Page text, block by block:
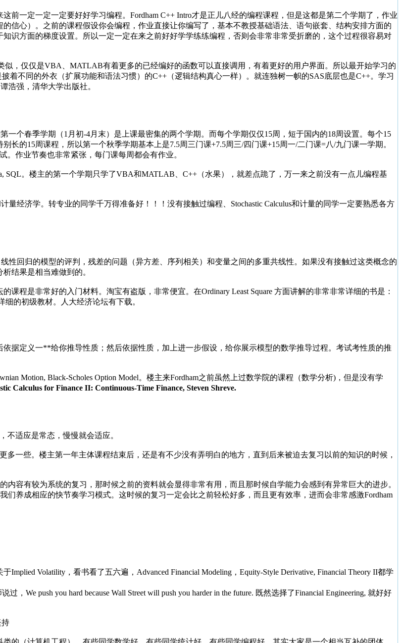
前一定一定一定要好好学习编程。Fordham C++ Intro才是正儿八经的编程课程，但是这都是第二个学期了，作业
信心）。之前的课程假设你会编程，作业直接让你编写了，基本不教授基础语法、语句嵌套、结构安排方面的
识方面的梯度设置。所以一定一定在来之前好好学学练练编程，否则会非常非常受折磨的，这个过程很容易对
，仅仅是VBA、MATLAB有着更多的已经编好的函数可以直接调用，有着更好的用户界面。所以最开始学习的
着不同的外衣（扩展功能和语法习惯）的C++（逻辑结构真心一样）。就连独树一帜的SAS底层也是C++。学习
浩强，清华大学出版社。
一个春季学期（1月初-4月末）是上课最密集的两个学期。而每个学期仅仅15周，短于国内的18周设置。每个15
长的15周课程，所以第一个秋季学期基本上是7.5周三门课+7.5周三/四门课+15周一/二门课=八/九门课一学期。
。作业节奏也非常紧张，每门课每周都会有作业。
。楼主的第一个学期只学了VBA和MATLAB、C++（水果），就差点跪了，万一来之前没有一点儿编程基
量经济学。转专业的同学千万得准备好！！！没有接触过编程、Stochastic Calculus和计量的同学一定要熟悉各方
性回归的模型的评判，残差的问题（异方差、序列相关）和变量之间的多重共线性。如果没有接触过这类概念的
结果是相当难做到的。
程是非常好的入门材料。淘宝有盗版，非常便宜。在Ordinary Least Square 方面讲解的非常非常详细的书是：
细的初级教材。人大经济论坛有下载。
据定义一**给你推导性质；然后依据性质，加上进一步假设，给你展示模型的数学推导过程。考试考性质的推
Motion, Black-Scholes Option Model。楼主来Fordham之前虽然上过数学院的课程（数学分析)，但是没有学
Calculus for Finance II: Continuous-Time Finance, Steven Shreve.
不适应是常态，慢慢就会适应。
一些。楼主第一年主体课程结束后，还是有不少没有弄明白的地方，直到后来被迫去复习以前的知识的时候，
内容有较为系统的复习，那时候之前的资料就会显得非常有用，而且那时候自学能力会感到有异常巨大的进步。
们养成相应的快节奏学习模式。这时候的复习一定会比之前轻松好多，而且更有效率，进而会非常感激Fordham
Volatility，看书看了五六遍，Advanced Financial Modeling，Equity-Style Derivative, Financial Theory II都学
We push you hard because Wall Street will push you harder in the future. 既然选择了Financial Engineering, 就好好
持